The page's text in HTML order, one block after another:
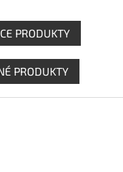
PRODUKTY
PRODUKTY